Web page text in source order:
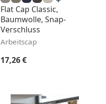
Flat Cap Classic,
Baumwolle, Snap-
Verschluss
Arbeitscap
Regulärer Preis:
17,26 €